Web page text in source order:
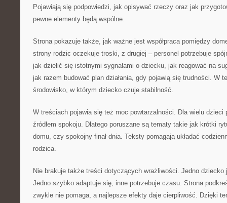
Pojawiają się podpowiedzi, jak opisywać rzeczy oraz jak
pewne elementy będą wspólne.
Strona pokazuje także, jak ważne jest współpraca pomiędzy
strony rodzic oczekuje troski, z drugiej – personel potrzebuje
jak dzielić się istotnymi sygnałami o dziecku, jak reagować na
jak razem budować plan działania, gdy pojawią się trudności. W
środowisko, w którym dziecko czuje stabilność.
W treściach pojawia się też moc powtarzalności. Dla wielu dzieci
źródłem spokoju. Dlatego poruszane są tematy takie jak krótki
domu, czy spokojny finał dnia. Teksty pomagają układać
rodzica.
Nie brakuje także treści dotyczących wrażliwości. Jedno dziecko
Jedno szybko adaptuje się, inne potrzebuje czasu. Strona
zwykle nie pomaga, a najlepsze efekty daje cierpliwość. Dzięki